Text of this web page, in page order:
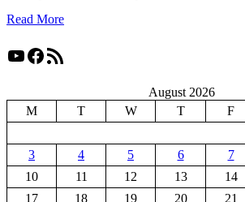
Read More
YouTube
Facebook
RSS Feed
August 2026
M
T W T F
3
4 5 6 7
10
11 12 13 14
17
18 19 20 21